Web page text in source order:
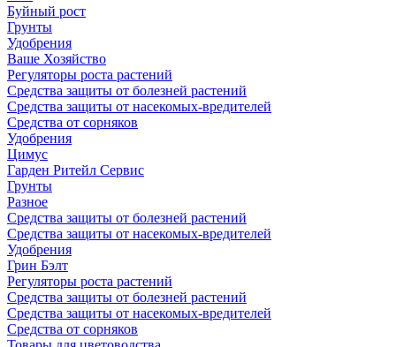
Буйный рост
Грунты
Удобрения
Ваше Хозяйство
Регуляторы роста растений
Средства защиты от болезней растений
Средства защиты от насекомых-вредителей
Средства от сорняков
Удобрения
Цимус
Гарден Ритейл Сервис
Грунты
Разное
Средства защиты от болезней растений
Средства защиты от насекомых-вредителей
Удобрения
Грин Бэлт
Регуляторы роста растений
Средства защиты от болезней растений
Средства защиты от насекомых-вредителей
Средства от сорняков